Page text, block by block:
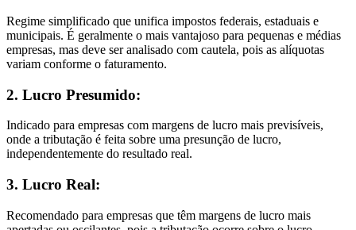
Regime simplificado que unifica impostos federais, estaduais e
municipais. É geralmente o mais vantajoso para pequenas e médias
empresas, mas deve ser analisado com cautela, pois as alíquotas
variam conforme o faturamento.
2. Lucro Presumido:
Indicado para empresas com margens de lucro mais previsíveis,
onde a tributação é feita sobre uma presunção de lucro,
independentemente do resultado real.
3. Lucro Real:
Recomendado para empresas que têm margens de lucro mais